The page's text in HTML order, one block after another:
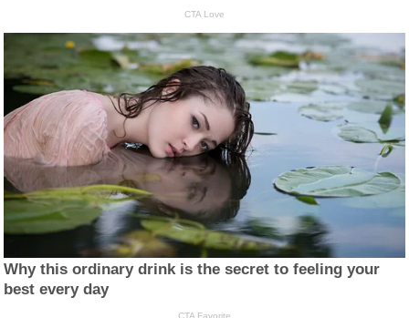
CTA Love
Why this ordinary drink is the secret to feeling your
best every day
CTA Favorite